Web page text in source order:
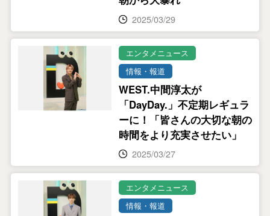
2025/03/29
エンタメニュース
情報・報道
WEST.中間淳太が
「DayDay.」不定期レギュラ
ーに！「皆さんの大切な朝の
時間をより充実させたい」
2025/03/27
エンタメニュース
情報・報道